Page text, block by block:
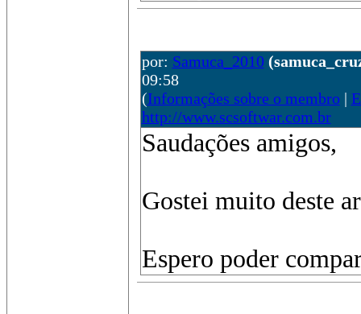
por: Samuca_2010
09:58
(Informações sobre o membro|
http://www.scsoftwar.com.br
Saudações amigos,
Gostei muito deste
Espero poder